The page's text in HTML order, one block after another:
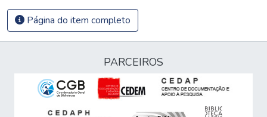
Página do item completo
PARCEIROS